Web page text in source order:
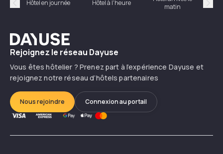
Précédent
Hôtel en journée Hôtel à l'heure
matin
Dayuse
Rejoignez le réseau Dayuse
Vous êtes hôtelier ? Prenez part à l’expérience Dayuse et
rejoignez notre réseau d’hôtels partenaires
Nous rejoindre Connexion au portail